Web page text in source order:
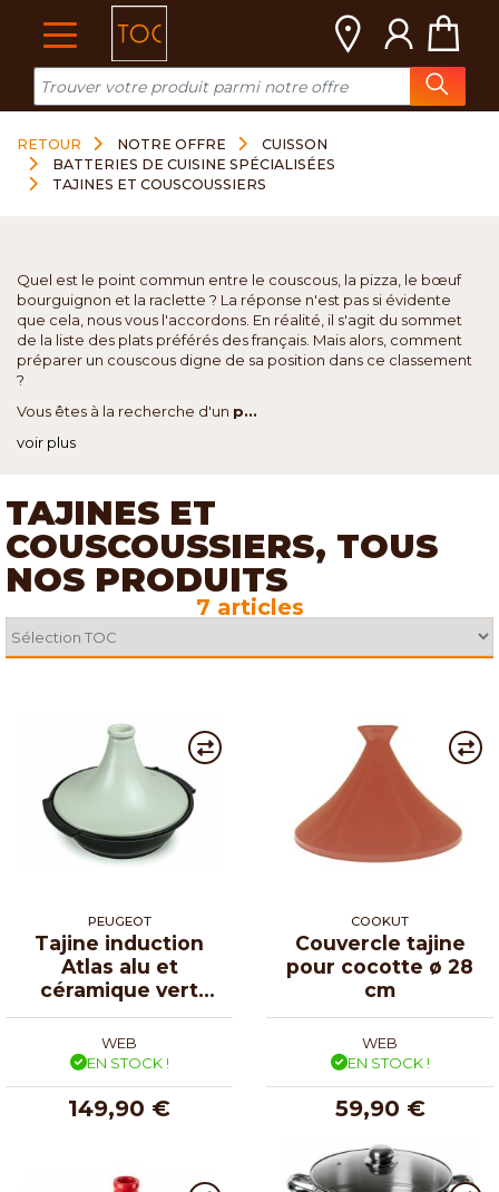
RETOUR NOTRE OFFRE
CUISSON
BATTERIES DE CUISINE SPÉCIALISÉES
TAJINES ET COUSCOUSSIERS
Quel est le point commun entre le couscous, la pizza, le bœuf
bourguignon et la raclette ? La réponse n'est pas si évidente
que cela, nous vous l'accordons. En réalité, il s'agit du sommet
de la liste des plats préférés des français. Mais alors, comment
préparer un couscous digne de sa position dans ce classement
?
Vous êtes à la recherche d'un p...
voir plus
TAJINES ET
COUSCOUSSIERS, TOUS
NOS PRODUITS
7 articles
PEUGEOT
Tajine induction
Atlas alu et
céramique vert
sauge ø 30 cm
WEB
EN STOCK !
149,90 €
COOKUT
Couvercle tajine
pour cocotte ø 28
cm
WEB
EN STOCK !
59,90 €
Cookies management panel